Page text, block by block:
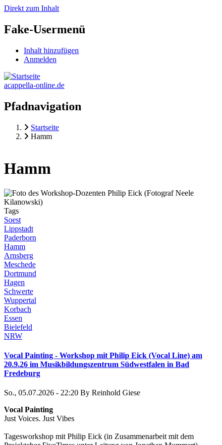
Direkt zum Inhalt
Fake-Usermenü
Inhalt hinzufügen
Anmelden
acappella-online.de
Pfadnavigation
Startseite
Hamm
Hamm
Tags
Soest
Lippstadt
Paderborn
Hamm
Arnsberg
Meschede
Dortmund
Hagen
Schwerte
Wuppertal
Korbach
Essen
Bielefeld
NRW
Vocal Painting - Workshop mit Philip Eick (Vocal Line) am
20.9.26 im Musikbildungszentrum Südwestfalen in Bad
Fredeburg
So., 05.07.2026 - 22:20 By Reinhold Giese
Vocal Painting
Just Voices. Just Vibes
Tagesworkshop mit Philip Eick (in Zusammenarbeit mit dem